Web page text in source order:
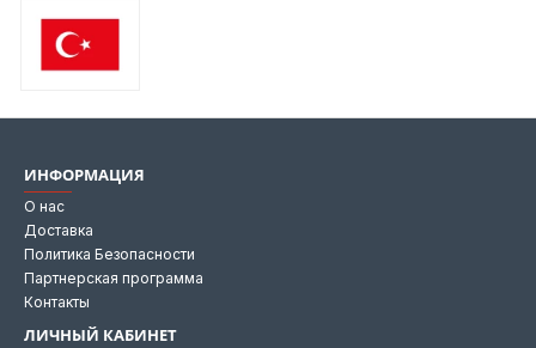
ИНФОРМАЦИЯ
О нас
Доставка
Политика Безопасности
Партнерская программа
Контакты
ЛИЧНЫЙ КАБИНЕТ